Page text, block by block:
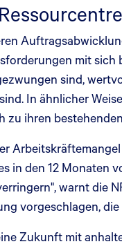
mit
sind,
In ähnlicher
zu ihren
in den 12 Monaten
warnt die
vorgeschlagen,
Zukunft mit